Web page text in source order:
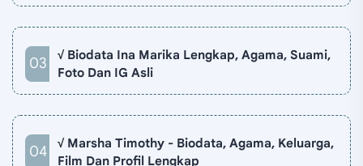
√ Biodata Ina Marika Lengkap, Agama, Suami,
Foto Dan IG Asli
√ Marsha Timothy - Biodata, Agama, Keluarga,
Film Dan Profil Lengkap